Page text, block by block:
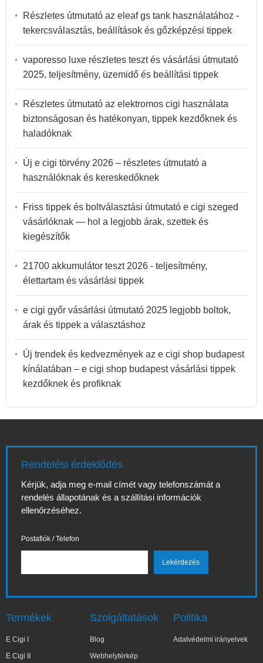
Részletes útmutató az eleaf gs tank használatához -
tekercsválasztás, beállítások és gőzképzési tippek
vaporesso luxe részletes teszt és vásárlási útmutató
2025, teljesítmény, üzemidő és beállítási tippek
Részletes útmutató az elektromos cigi használata
biztonságosan és hatékonyan, tippek kezdőknek és
haladóknak
Új e cigi törvény 2026 – részletes útmutató a
használóknak és kereskedőknek
Friss tippek és boltválasztási útmutató e cigi szeged
vásárlóknak — hol a legjobb árak, szettek és
kiegészítők
21700 akkumulátor teszt 2026 - teljesítmény,
élettartam és vásárlási tippek
e cigi győr vásárlási útmutató 2025 legjobb boltok,
árak és tippek a választáshoz
Új trendek és kedvezmények az e cigi shop budapest
kínálatában – e cigi shop budapest vásárlási tippek
kezdőknek és profiknak
Rendelési érdeklődés
Kérjük, adja meg e-mail címét vagy telefonszámát a
rendelés állapotának és a szállítási információk
ellenőrzéséhez.
Postafiók / Telefon
Termékek
E Cigi I
E Cigi II
Szolgáltatások
Blog
Webhelytérkép
Politika
Adatvédelmi irányelvek